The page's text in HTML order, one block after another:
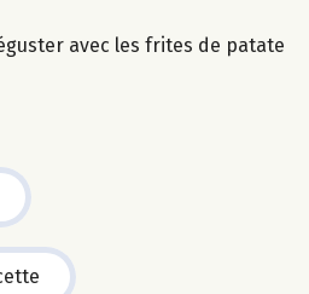
avec les frites de patate